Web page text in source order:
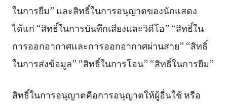
ในการยืม” และสิทธิ์ในการอนุญาตของนักแสดง
ได้แก่ “สิทธิ์ในการบันทึกเสียงและวิดีโอ” “สิทธิ์ใน
การออกอากาศและการออกอากาศผ่านสาย” “สิทธิ์
ในการส่งข้อมูล” “สิทธิ์ในการโอน” “สิทธิ์ในการยืม”
สิทธิ์ในการอนุญาตคือการอนุญาตให้ผู้อื่นใช้ หรือ